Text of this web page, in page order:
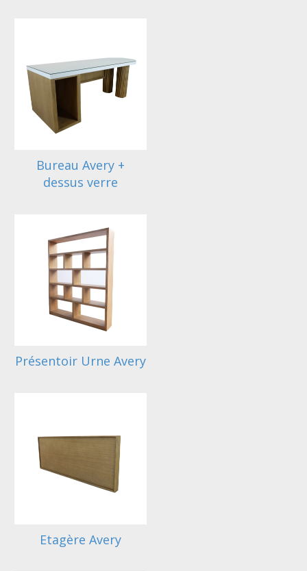
Bureau Avery +
dessus verre
Présentoir Urne Avery
Etagère Avery